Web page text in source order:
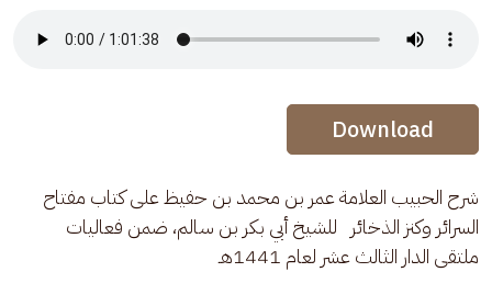
Audio Stream
Audio Stream
Download
شرح الحبيب العلامة عمر بن محمد بن حفيظ على كتاب مفتاح
السرائر وكنز الذخائر   للشيخ أبي بكر بن سالم، ضمن فعاليات
ملتقى الدار الثالث عشر لعام 1441هـ